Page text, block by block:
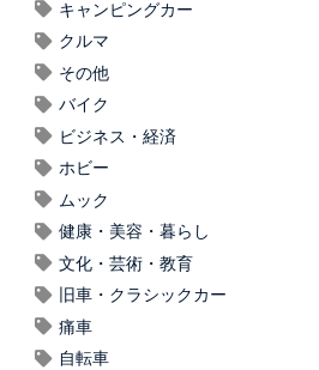
キャンピングカー
クルマ
その他
バイク
ビジネス・経済
ホビー
ムック
健康・美容・暮らし
文化・芸術・教育
旧車・クラシックカー
痛車
自転車